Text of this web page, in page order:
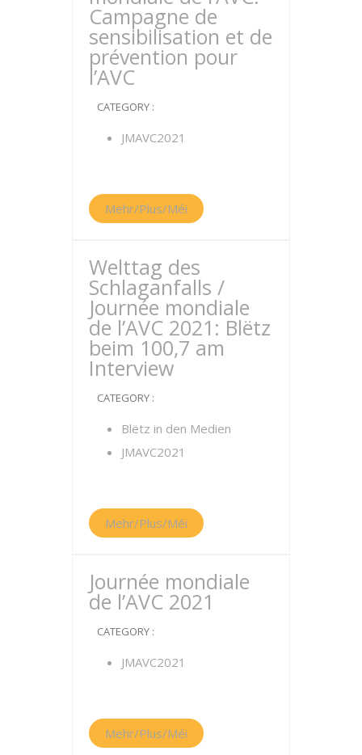
Campagne de
sensibilisation et de
prévention pour
l’AVC
CATEGORY :
JMAVC2021
Mehr/Plus/Méi
Welttag des
Schlaganfalls /
Journée mondiale
de l’AVC 2021: Blëtz
beim 100,7 am
Interview
CATEGORY :
Blëtz in den Medien
JMAVC2021
Mehr/Plus/Méi
Journée mondiale
de l’AVC 2021
CATEGORY :
JMAVC2021
Mehr/Plus/Méi